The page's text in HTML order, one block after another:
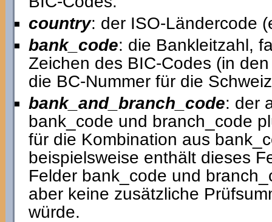
country: der ISO-Ländercode
bank_code: die Bankleitzahl,
Zeichen des BIC-Codes (in
die BC-Nummer für die
bank_and_branch_code: der
bank_code und branch_code
für die Kombination aus
beispielsweise enthält dieses
Felder bank_code und
aber keine zusätzliche
würde.